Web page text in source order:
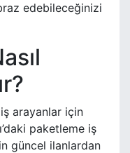
edebileceğinizi
arayanlar için
paketleme iş
güncel ilanlardan